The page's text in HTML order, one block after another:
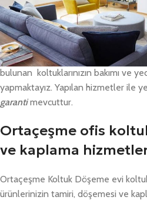
Ofis ve büro çalışma koltukları ile
parça ve kumaş değişimleri itinayla
firmalar ile sinema, konferans
bulunan koltuklarınızın bakımı ve
yapmaktayız. Yapılan hizmetler ile
garantimevcuttur.
Ortaçeşme ofis
ve kaplama
Ortaçeşme Koltuk Döşeme evi
ürünlerinizin tamiri, döşemesi ve